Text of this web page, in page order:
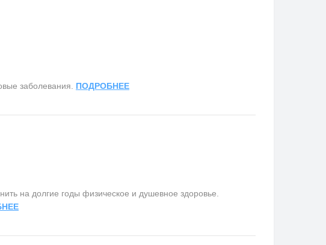
заболевания. ПОДРОБНЕЕ
на долгие годы физическое и душевное здоровье.